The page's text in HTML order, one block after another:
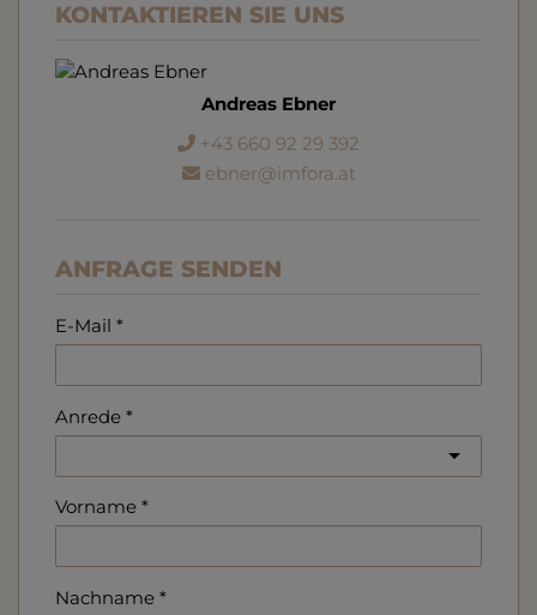
KONTAKTIEREN SIE UNS
Andreas Ebner
+43 660 92 29 392
ebner@imfora.at
ANFRAGE SENDEN
E-Mail
Anrede
Vorname
Nachname